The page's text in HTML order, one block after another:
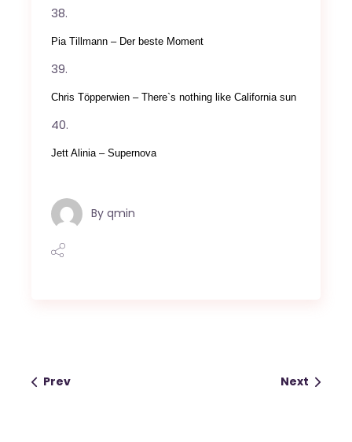
Pia Tillmann – Der beste Moment
Chris Töpperwien – There`s nothing like California sun
Jett Alinia – Supernova
By qmin
Prev Next